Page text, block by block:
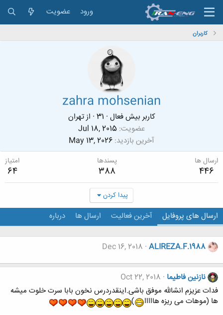
ورود عضویت
کاربران
zahra mohsenian
کاربر بیش فعال ·
· ازتهران
عضویت Jul 18, 2015
آخرین بازدید May 13, 2026
ارسال ها
446
پسندها
388
امتیاز
64
پیدا کردن
ارسال های پروفایل آخرین فعالیت ارسال ها درباره
ALIREZA.F.1988
Dec 16, 2018
نازنین فاطیما Oct 22, 2018
فدات عزیزم انشالله موفق باشی.اینقدردرس نخون بابا سرت خلوت میشه
ها (موهات می ریزه هااااا
)